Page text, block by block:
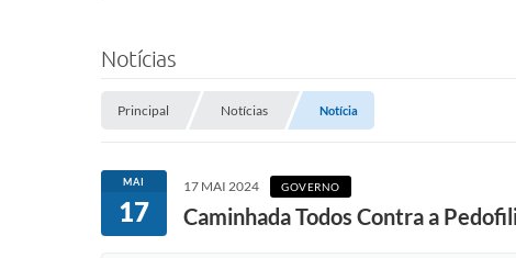
SEMED
Processo de Contratação -
Concursos e Processos Seletivos
Notícias
Principal Notícias Notícia
MAI
17
17 MAI 2024 GOVERNO
Caminhada Todos Contra a